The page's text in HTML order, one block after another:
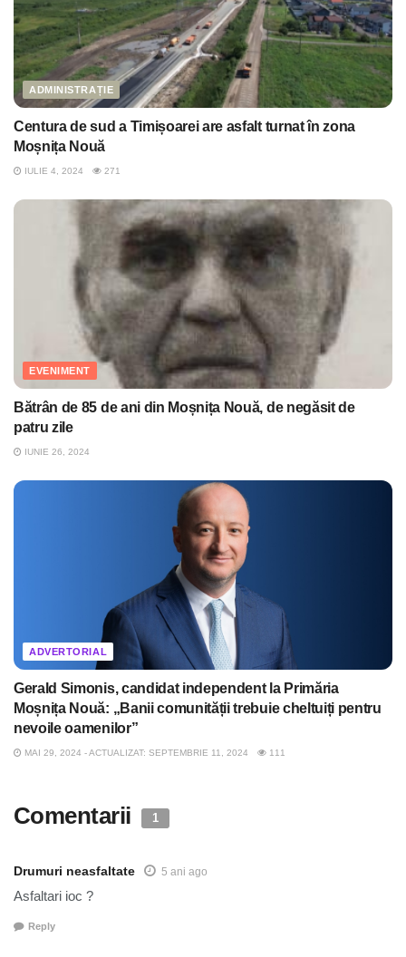
ADMINISTRAȚIE
Centura de sud a Timișoarei are asfalt turnat în zona
Moșnița Nouă
IULIE 4, 2024 271
EVENIMENT
Bătrân de 85 de ani din Moșnița Nouă, de negăsit de
patru zile
IUNIE 26, 2024
ADVERTORIAL
Gerald Simonis, candidat independent la Primăria
Moșnița Nouă: „Banii comunității trebuie cheltuiți pentru
nevoile oamenilor”
MAI 29, 2024 - ACTUALIZAT: SEPTEMBRIE 11, 2024 111
Comentarii 1
Drumuri neasfaltate 5 ani ago
Asfaltari ioc ?
Reply